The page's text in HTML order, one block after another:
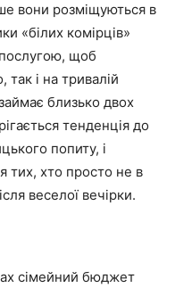
вони розміщуються в
«білих комірців»
щоб
і на тривалій
близько двох
тенденція до
попиту, і
тих, хто просто не в
веселої вечірки.
сімейний бюджет